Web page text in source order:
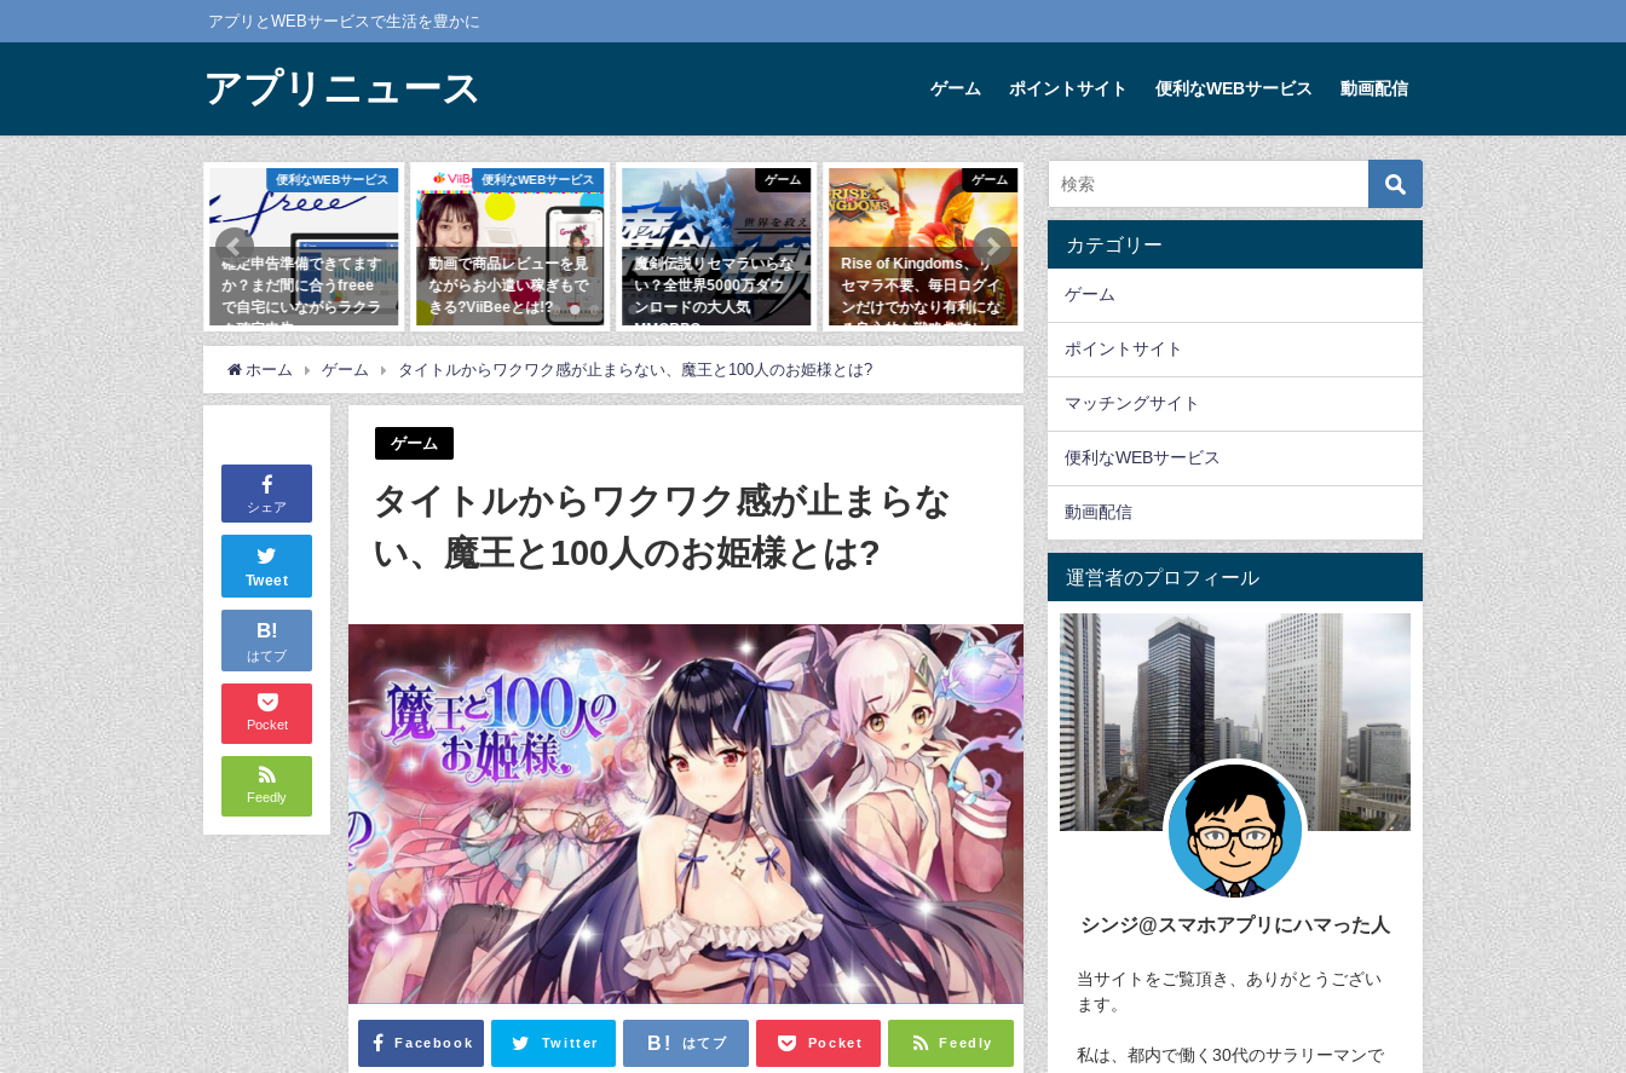
アプリとWEBサービスで生活を豊かに
アプリニュース ゲーム ポイントサイト 便利なWEBサービス 動画配信
便利なWEBサービス
確定申告準備できてます
か？まだ間に合うfreee
で自宅にいながらラクラ
ク確定申告
2020年2月1日
便利なWEBサービス
動画で商品レビューを見
ながらお小遣い稼ぎもで
きる?ViiBeeとは!?
2020年3月21日
ゲーム
魔剣伝説リセマラいらな
い？全世界5000万ダウ
ンロードの大人気
MMORPG
ゲーム
Rise of Kingdoms、リ
セマラ不要、毎日ログイ
ンだけでかなり有利にな
る良心的な戦略趣味レー
ションゲーム
2020年12月11日
便利なWEBサービス
親や祖父母にオススメし
たい、Eパークくすりの
窓口
2020年3月14日
リゲーム【3選】
便利なWEBサービス
ンタルおもちゃサービス
便利なWEBサー
確定申告準備できてま
か？まだ間に合うfreee
で自宅にいながらラク
ク確定申告
2020年2月1日
ホーム ゲーム タイトルからワクワク感が止まらない、魔王と100人のお姫様とは?
シェア
Tweet
B!
はてブ
Pocket
Feedly
ゲーム
タイトルからワクワク感が止まらな
い、魔王と100人のお姫様とは?
Facebook Twitter はてブ Pocket Feedly
カテゴリー
ゲーム
ポイントサイト
マッチングサイト
便利なWEBサービス
動画配信
運営者のプロフィール
シンジ@スマホアプリにハマった人
当サイトをご覧頂き、ありがとうござい
ます。
私は、都内で働く30代のサラリーマンで